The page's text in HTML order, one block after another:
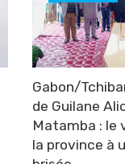
Gabon/
de Guilane
Matamba : le
la province à